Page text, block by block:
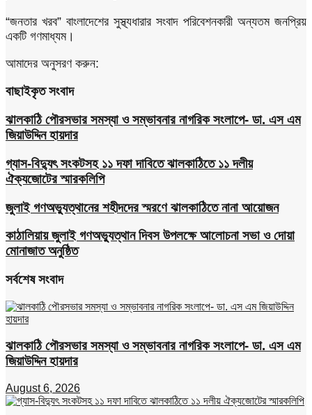
“জনতার খরব” বাংলাদেশের সুস্থ্যধারার সংবাদ পরিবেশনকারী অন্যতম জনপ্রিয়
একটি গণমাধ্যম।
আমাদের অনুসরণ করুন:
বাছাইকৃত সংবাদ
ঝালকাঠি পৌরসভার সমস্যা ও সম্ভাবনার নাগরিক সংলাপে- ডা. এস এম
জিয়াউদ্দিন হায়দার
গ্যাস-বিদ্যুৎ সংকটসহ ১১ দফা দাবিতে ঝালকাঠিতে ১১ দলীয়
ঐক্যজোটের স্মারকলিপি
জুলাই গণঅভ্যুত্থানের শহীদদের স্মরণে ঝালকাঠিতে নানা আয়োজন
কাঠালিয়ায় জুলাই গণঅভ্যুত্থান দিবস উপলক্ষে আলোচনা সভা ও দোয়া
মোনাজাত অনুষ্ঠিত
সর্বশেষ সংবাদ
ঝালকাঠি পৌরসভার সমস্যা ও সম্ভাবনার নাগরিক সংলাপে- ডা. এস এম
জিয়াউদ্দিন হায়দার
August 6, 2026